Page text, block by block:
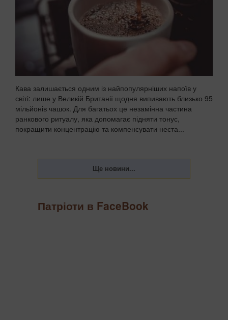
Кава залишається одним із найпопулярніших напоїв у
світі: лише у Великій Британії щодня випивають близько 95
мільйонів чашок. Для багатьох це незамінна частина
ранкового ритуалу, яка допомагає підняти тонус,
покращити концентрацію та компенсувати неста...
Патріоти в FaceBook